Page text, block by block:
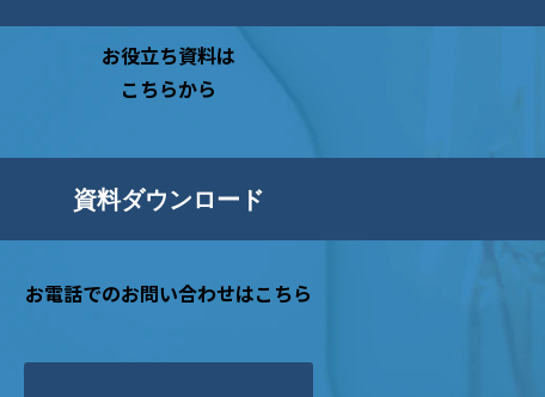
お役立ち資料は
こちらから
資料ダウンロード
お電話でのお問い合わせはこちら